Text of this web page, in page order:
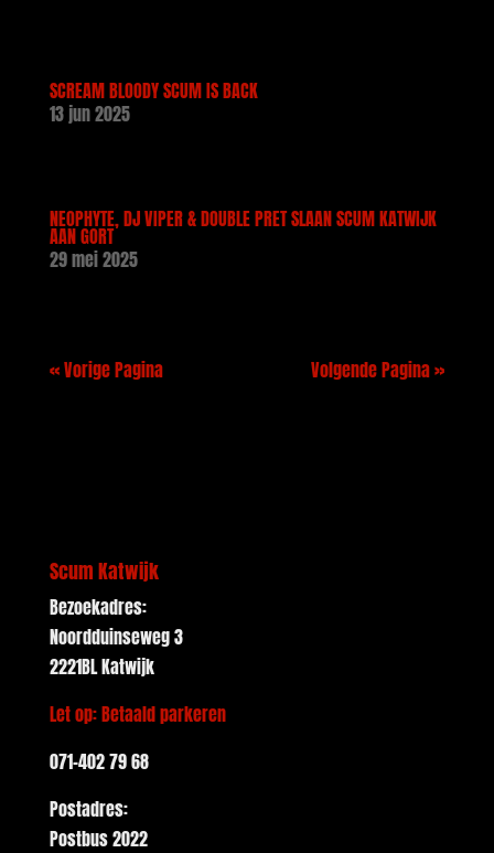
SCREAM BLOODY SCUM IS BACK
13 jun 2025
NEOPHYTE, DJ VIPER & DOUBLE PRET SLAAN SCUM KATWIJK
AAN GORT
29 mei 2025
« Vorige Pagina Volgende Pagina »
Scum Katwijk
Bezoekadres:
Noordduinseweg 3
2221BL Katwijk
Let op: Betaald parkeren
071-402 79 68
Postadres:
Postbus 2022